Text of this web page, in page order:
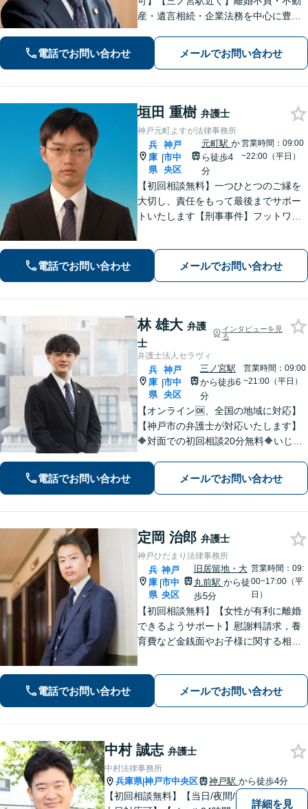
産・遺言相続・企業法務を中心に豊富
ために」をモットーに、高い専門性を
もって最善の解決を実現します。お気
電話でお問い合わせ メールでお問い合わせ
垣田 重樹 弁護士
神戸元町よすが法律事務所
兵
庫
県
|
神戸
市中
央区
元町駅 か
ら徒歩4
分
営業時間：09:00
~22:00（平日）
【初回相談無料】一つひとつのご縁を
大切し、責任をもって最後までサポー
トいたします【刑事事件】フットワー
題】経済面やお子さまの将来を見据
え、納得できる解決策を提案【元町駅4
電話でお問い合わせ メールでお問い合わせ
林 雄大 弁護
士
インタビューを見
る
弁護士法人セラヴィ
兵
庫
県
|
神戸
市中
央区
三ノ宮駅
から徒歩6
分
営業時間：09:00
~21:00（平日）
【オンライン🆗、全国の地域に対応】
【神戸市の弁護士が対応いたします】
🔶対面での初回相談20分無料🔶いじめ
けでなく、依頼者が再び前を向けるよ
うな支援を心がけています。【三ノ宮
電話でお問い合わせ メールでお問い合わせ
定岡 治郎 弁護士
神戸ひだまり法律事務所
兵
庫
県
|
神戸
市中
央区
旧居留地・大
丸前駅 から徒
歩5分
営業時間：09:
00~17:00（平
日）
【初回相談無料】【女性が有利に離婚
できるようサポート】慰謝料請求，養
育費など金銭面やお子様に関する相談
持ちを大切にしながら交渉します。
【Web相談可】【平日夜間可】【神戸
電話でお問い合わせ メールでお問い合わせ
中村 誠志 弁護士
中村法律事務所
兵庫県|神戸市中央区 神戸駅 から徒歩4分
【初回相談無料】【当日/夜間/
詳細を見